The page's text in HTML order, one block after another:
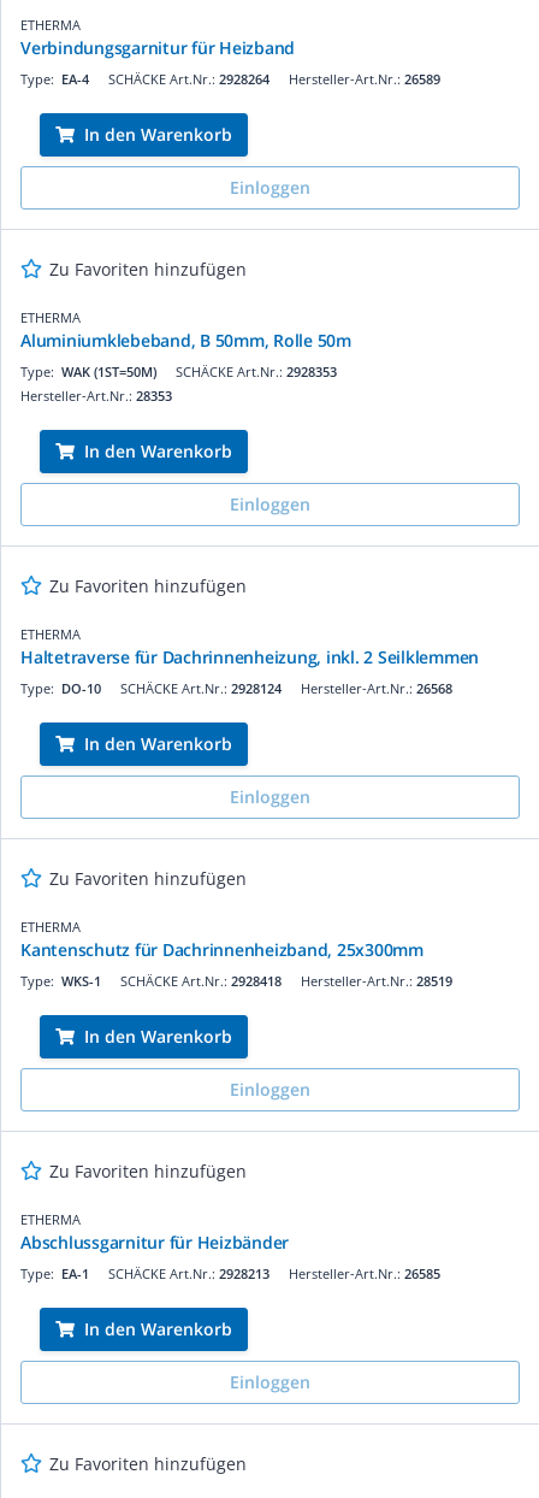
ETHERMA
Verbindungsgarnitur für Heizband
SCHÄCKE Art.Nr.: 2928264
Type: EA-4 Hersteller-Art.Nr.: 26589
In den Warenkorb
Einloggen
Zu Favoriten hinzufügen
ETHERMA
Aluminiumklebeband, B 50mm, Rolle 50m
SCHÄCKE Art.Nr.: 2928353
Type: WAK (1ST=50M)
Hersteller-Art.Nr.: 28353
In den Warenkorb
Einloggen
Zu Favoriten hinzufügen
ETHERMA
Haltetraverse für Dachrinnenheizung, inkl. 2 Seilklemmen
SCHÄCKE Art.Nr.: 2928124
Type: DO-10 Hersteller-Art.Nr.: 26568
In den Warenkorb
Einloggen
Zu Favoriten hinzufügen
ETHERMA
Kantenschutz für Dachrinnenheizband, 25x300mm
SCHÄCKE Art.Nr.: 2928418
Type: WKS-1 Hersteller-Art.Nr.: 28519
In den Warenkorb
Einloggen
Zu Favoriten hinzufügen
ETHERMA
Abschlussgarnitur für Heizbänder
SCHÄCKE Art.Nr.: 2928213
Type: EA-1 Hersteller-Art.Nr.: 26585
In den Warenkorb
Einloggen
Zu Favoriten hinzufügen